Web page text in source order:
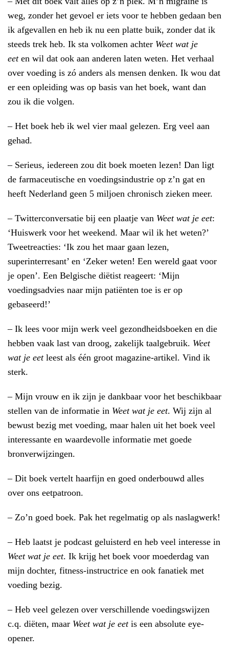
weg, zonder het gevoel er iets voor te hebben gedaan ben
ik afgevallen en heb ik nu een platte buik, zonder dat ik
steeds trek heb. Ik sta volkomen achter Weet wat je
eeten wil dat ook aan anderen laten weten. Het verhaal
over voeding is zó anders als mensen denken. Ik wou dat
er een opleiding was op basis van het boek, want dan
zou ik die volgen.
– Het boek heb ik wel vier maal gelezen. Erg veel aan
gehad.
– Serieus, iedereen zou dit boek moeten lezen! Dan ligt
de farmaceutische en voedingsindustrie op z’n gat en
heeft Nederland geen 5 miljoen chronisch zieken meer.
– Twitterconversatie bij een plaatje van Weet wat je eet:
‘Huiswerk voor het weekend. Maar wil ik het weten?’
Tweetreacties: ‘Ik zou het maar gaan lezen,
superinterresant’ en ‘Zeker weten! Een wereld gaat voor
je open’. Een Belgische diëtist reageert: ‘Mijn
voedingsadvies naar mijn patiënten toe is er op
gebaseerd!’
– Ik lees voor mijn werk veel gezondheidsboeken en die
hebben vaak last van droog, zakelijk taalgebruik. Weet
wat je eetleest als één groot magazine-artikel. Vind ik
sterk.
– Mijn vrouw en ik zijn je dankbaar voor het beschikbaar
stellen van de informatie in Weet wat je eet. Wij zijn al
bewust bezig met voeding, maar halen uit het boek veel
interessante en waardevolle informatie met goede
bronverwijzingen.
– Dit boek vertelt haarfijn en goed onderbouwd alles
over ons eetpatroon.
– Zo’n goed boek. Pak het regelmatig op als naslagwerk!
– Heb laatst je podcast geluisterd en heb veel interesse in
Weet wat je eet. Ik krijg het boek voor moederdag van
mijn dochter, fitness-instructrice en ook fanatiek met
voeding bezig.
– Heb veel gelezen over verschillende voedingswijzen
c.q. diëten, maar Weet wat je eetis een absolute eye-
opener.